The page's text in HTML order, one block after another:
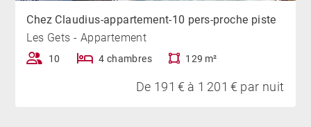
Chez Claudius-appartement-10 pers-proche piste
Les Gets - Appartement
10 4 chambres 129 m²
De 191 € à 1 201 € par nuit